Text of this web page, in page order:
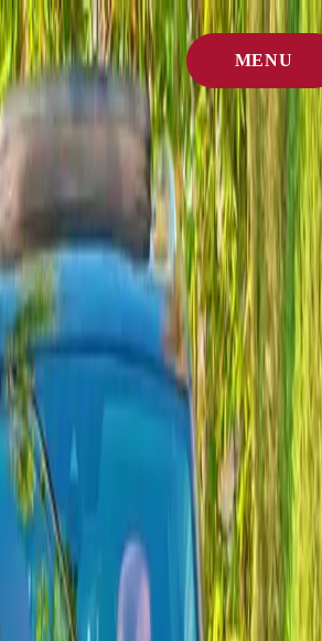
MENU
CERRAR
en Agadir
Volkswagen que ofrecemos actualmente en
ficha del vehículo para ver fotos,
reserva.
se inspecciona semanalmente
costero de Marruecos y trayectos largos.
en Agadir están disponibles en varios
claros, recogida en aeropuerto o ciudad y